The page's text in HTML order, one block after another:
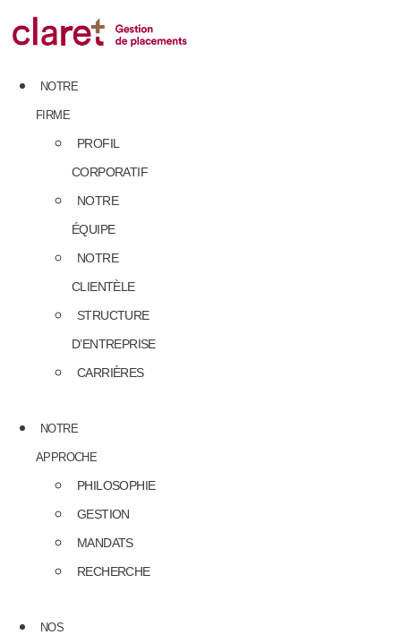
to
content
NOTRE
FIRME
PROFIL
CORPORATIF
NOTRE
ÉQUIPE
NOTRE
CLIENTÈLE
STRUCTURE
D’ENTREPRISE
CARRIÈRES
NOTRE
APPROCHE
PHILOSOPHIE
GESTION
MANDATS
RECHERCHE
NOS